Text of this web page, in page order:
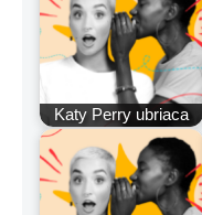
Katy Perry ubriaca